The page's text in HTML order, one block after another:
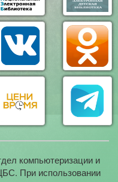
компьютеризации и
При использовании